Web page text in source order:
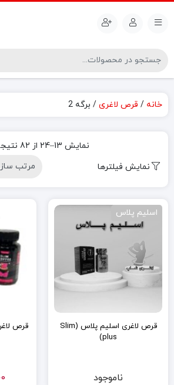
خانه / قرص لاغری / برگه 2
نمایش 13–24 از 82 نتیجه
نمایش فیلترها
اسلیم پلاس
قرص لاغری اسلیم پلاس (Slim
plus)
ناموجود